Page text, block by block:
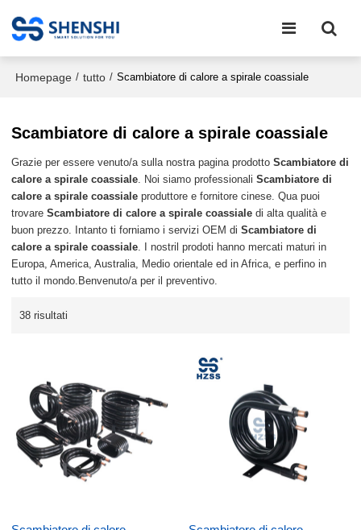
Homepage / tutto / Scambiatore di calore a spirale coassiale
Scambiatore di calore a spirale coassiale
Grazie per essere venuto/a sulla nostra pagina prodottoScambiatore di
calore a spirale coassiale. Noi siamo professionaliScambiatore di
calore a spirale coassiale produttore e fornitore cinese. Qua puoi
trovareScambiatore di calore a spirale coassiale di alta qualità e
buon prezzo. Intanto ti forniamo i servizi OEM diScambiatore di
calore a spirale coassiale. I nostril prodoti hanno mercati maturi in
Europa, America, Australia, Medio orientale ed in Africa, e perfino in
tutto il mondo.Benvenuto/a per il preventivo.
38 risultati